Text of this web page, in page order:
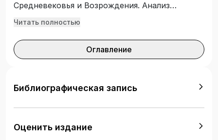
Средневековья и Возрождения. Анализ
костюма осуществлён с учётом конкретной
и его структуры. Предназначено для
обучающихся по направлению 29.03.05
Читать полностью
Оглавление
Библиографическая запись
Оценить издание